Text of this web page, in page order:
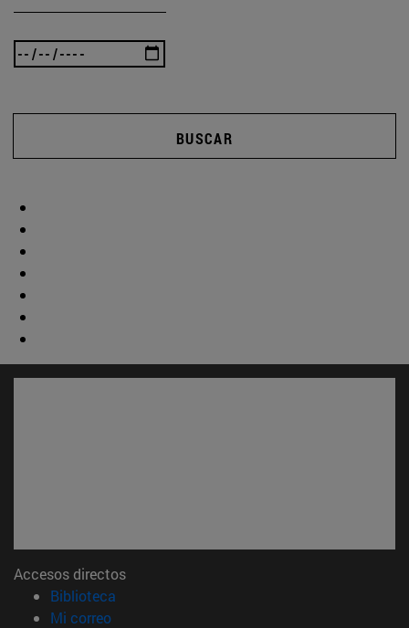
BUSCAR
Accesos directos
Biblioteca
Mi correo(abre en nueva ventana)